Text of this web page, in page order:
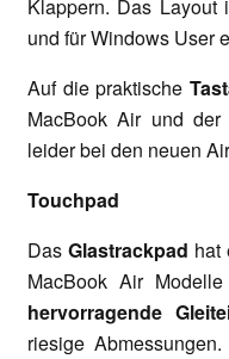
Klappern. Das
und für Windows User
Auf die praktische
MacBook Air und
leider bei den neuen
Touchpad
Das Glastrackpad hat
MacBook Air
hervorragende
riesige